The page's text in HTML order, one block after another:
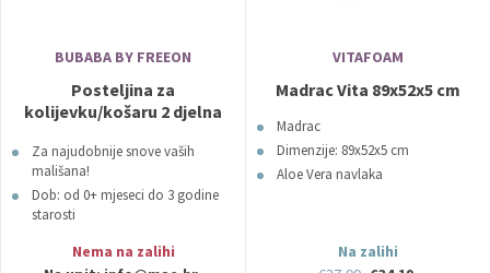
BUBABA BY FREEON
Posteljina za
kolijevku/košaru 2 djelna
FREEON
Za najudobnije snove vaših
mališana!
Dob: od 0+ mjeseci do 3 godine
starosti
Nema na zalihi
VITAFOAM
Madrac Vita 89x52x5 cm
Madrac
Dimenzije: 89x52x5 cm
Aloe Vera navlaka
Na zalihi